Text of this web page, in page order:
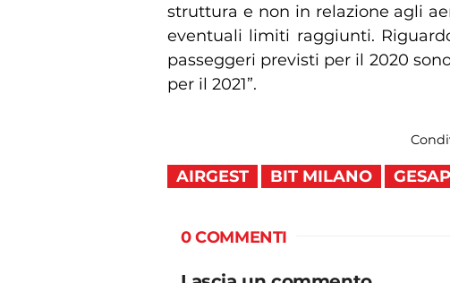
struttura e non in relazione agli
eventuali limiti raggiunti.
passeggeri previsti per il 2020
per il 2021”.
AIRGEST BIT MILANO GESAP
0 COMMENTI